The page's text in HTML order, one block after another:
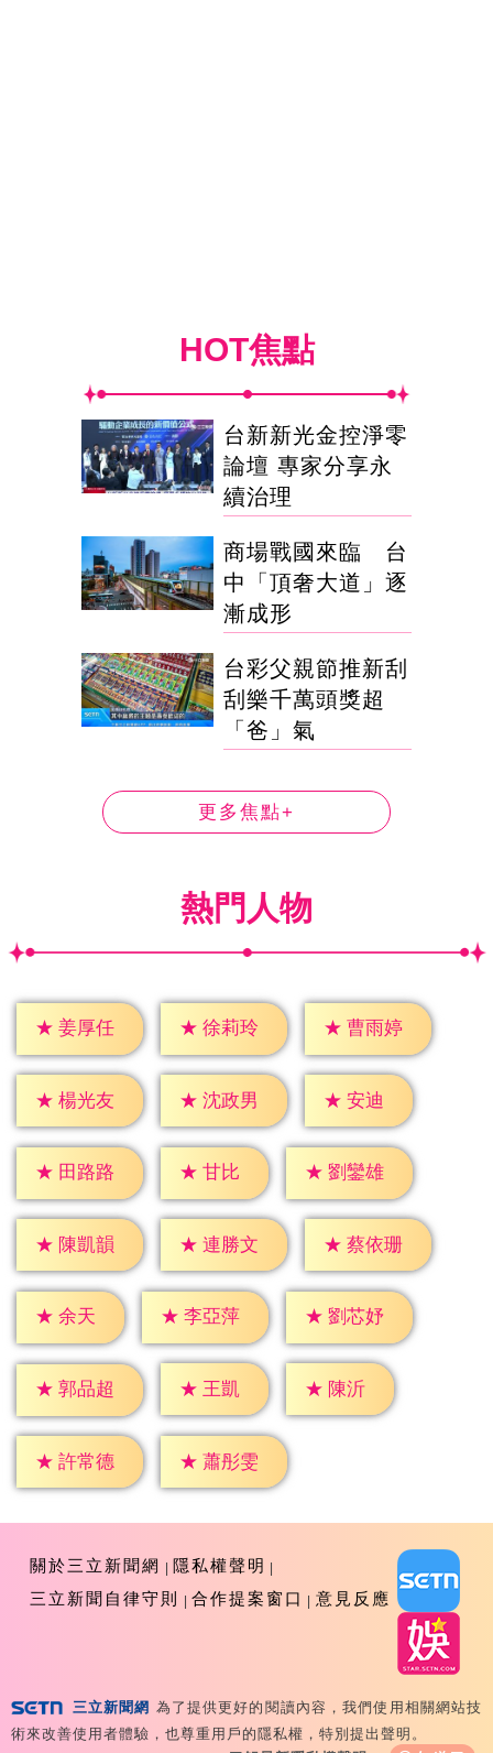
HOT焦點
台新新光金控淨零
論壇 專家分享永
續治理
商場戰國來臨 台
中「頂奢大道」逐
漸成形
台彩父親節推新刮
刮樂千萬頭獎超
「爸」氣
更多焦點+
熱門人物
★ 姜厚任 ★ 徐莉玲 ★ 曹雨婷
★ 楊光友 ★ 沈政男 ★ 安迪
★ 田路路 ★ 甘比 ★ 劉鑾雄
★ 陳凱韻 ★ 連勝文 ★ 蔡依珊
★ 余天 ★ 李亞萍 ★ 劉芯妤
★ 郭品超 ★ 王凱 ★ 陳沂
★ 許常德 ★ 蕭彤雯
關於三立新聞網
隱私權聲明
三立新聞自律守則
合作提案窗口 意見反應
Copyright ©2026 Sanlih E-Television All Rights
Reserved 版權所有 盜用必究 台北市內湖區舊宗路一段159
三立新聞網 為了提供更好的閱讀內容，我們使用相關網站技
術來改善使用者體驗，也尊重用戶的隱私權，特別提出聲明。